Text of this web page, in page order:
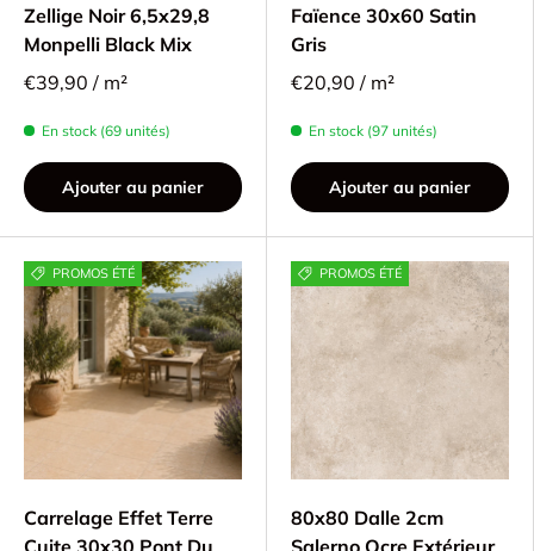
Zellige Noir 6,5x29,8
Monpelli Black Mix
€39,90 / m²
En stock (69 unités)
Ajouter au panier
Faïence 30x60 Satin
Gris
€20,90 / m²
En stock (97 unités)
Ajouter au panier
PROMOS ÉTÉ
Carrelage Effet Terre
Cuite 30x30 Pont Du
PROMOS ÉTÉ
80x80 Dalle 2cm
Salerno Ocre Extérieur